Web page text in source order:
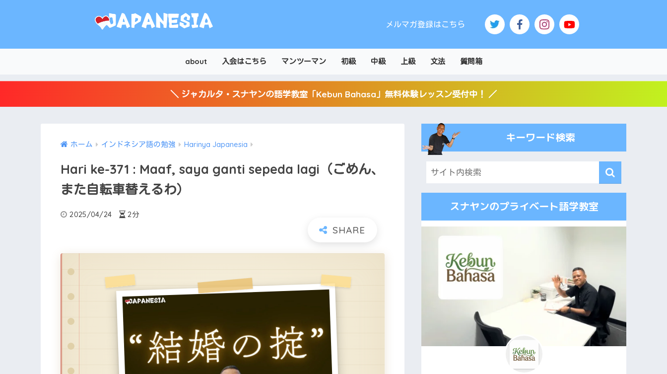
about 入会はこちら マンツーマン 初級 中級 上級 文法 質問箱
メルマガ登録はこちら
＼ ジャカルタ・スナヤンの語学教室「Kebun Bahasa」無料体験レッスン受付中！ ／
ホーム インドネシア語の勉強 Harinya Japanesia
Hari ke-371 : Maaf, saya ganti sepeda lagi（ごめん、
また自転車替えるわ）
2025/04/24 2分
キーワード検索
スナヤンのプライベート語学教室